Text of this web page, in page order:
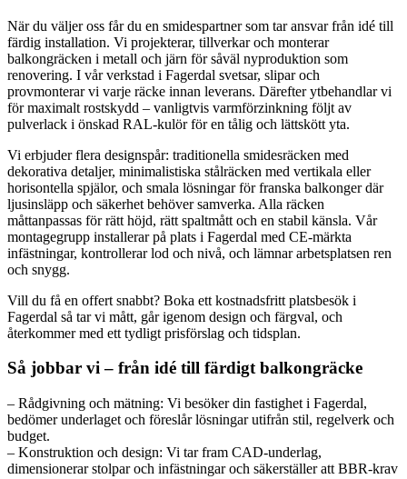
När du väljer oss får du en smidespartner som tar ansvar från idé till
färdig installation. Vi projekterar, tillverkar och monterar
balkongräcken i metall och järn för såväl nyproduktion som
renovering. I vår verkstad i Fagerdal svetsar, slipar och
provmonterar vi varje räcke innan leverans. Därefter ytbehandlar vi
för maximalt rostskydd – vanligtvis varmförzinkning följt av
pulverlack i önskad RAL-kulör för en tålig och lättskött yta.
Vi erbjuder flera designspår: traditionella smidesräcken med
dekorativa detaljer, minimalistiska stålräcken med vertikala eller
horisontella spjälor, och smala lösningar för franska balkonger där
ljusinsläpp och säkerhet behöver samverka. Alla räcken
måttanpassas för rätt höjd, rätt spaltmått och en stabil känsla. Vår
montagegrupp installerar på plats i Fagerdal med CE-märkta
infästningar, kontrollerar lod och nivå, och lämnar arbetsplatsen ren
och snygg.
Vill du få en offert snabbt? Boka ett kostnadsfritt platsbesök i
Fagerdal så tar vi mått, går igenom design och färgval, och
återkommer med ett tydligt prisförslag och tidsplan.
Så jobbar vi – från idé till färdigt balkongräcke
– Rådgivning och mätning: Vi besöker din fastighet i Fagerdal,
bedömer underlaget och föreslår lösningar utifrån stil, regelverk och
budget.
– Konstruktion och design: Vi tar fram CAD-underlag,
dimensionerar stolpar och infästningar och säkerställer att BBR-krav